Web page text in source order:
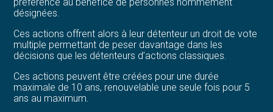
désignées.
Ces actions offrent alors à leur détenteur un droit de vote
multiple permettant de peser davantage dans les
décisions que les détenteurs d’actions classiques.
Ces actions peuvent être créées pour une durée
maximale de 10 ans, renouvelable une seule fois pour 5
ans au maximum.